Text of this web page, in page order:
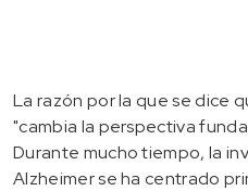
La razón por la que se dice
"cambia la perspectiva
Durante mucho tiempo, la
Alzheimer se ha centrado